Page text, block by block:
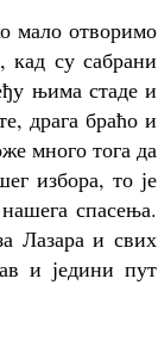
мало отворимо
кад су сабрани
њима стаде и
драга браћо и
много тога да
избора, то је
спасења.
Лазара и свих
и једини пут